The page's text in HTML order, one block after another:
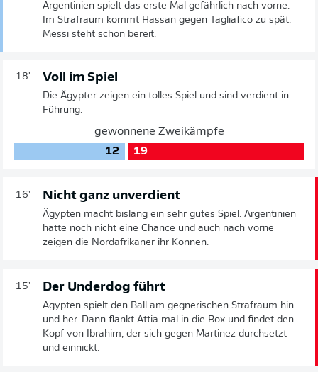
Argentinien spielt das erste Mal gefährlich nach vorne.
Im Strafraum kommt Hassan gegen Tagliafico zu spät.
Messi steht schon bereit.
18' Voll im Spiel
Die Ägypter zeigen ein tolles Spiel und sind verdient in
Führung.
gewonnene Zweikämpfe
12
19
16' Nicht ganz unverdient
Ägypten macht bislang ein sehr gutes Spiel. Argentinien
hatte noch nicht eine Chance und auch nach vorne
zeigen die Nordafrikaner ihr Können.
15' Der Underdog führt
Ägypten spielt den Ball am gegnerischen Strafraum hin
und her. Dann flankt Attia mal in die Box und findet den
Kopf von Ibrahim, der sich gegen Martinez durchsetzt
und einnickt.